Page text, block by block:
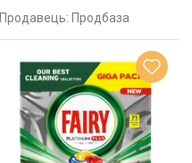
Продавець: Продбаза